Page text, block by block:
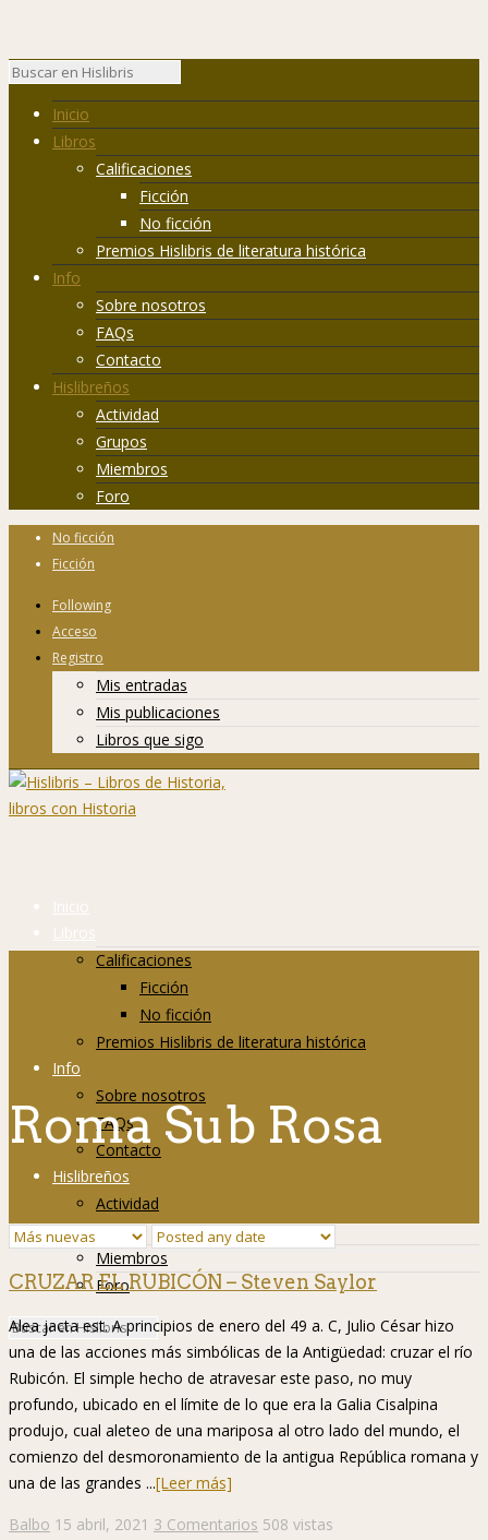
Inicio
Libros
Calificaciones
Ficción
No ficción
Premios Hislibris de literatura histórica
Info
Sobre nosotros
FAQs
Contacto
Hislibreños
Actividad
Grupos
Miembros
Foro
No ficción
Ficción
Following
Acceso
Registro
Mis entradas
Mis publicaciones
Libros que sigo
Inicio
Libros
Calificaciones
Ficción
No ficción
Premios Hislibris de literatura histórica
Info
Sobre nosotros
FAQs
Contacto
Hislibreños
Actividad
Grupos
Miembros
Foro
Roma Sub Rosa
CRUZAR EL RUBICÓN – Steven Saylor
Alea jacta est. A principios de enero del 49 a. C, Julio César hizo
una de las acciones más simbólicas de la Antigüedad: cruzar el río
Rubicón. El simple hecho de atravesar este paso, no muy
profundo, ubicado en el límite de lo que era la Galia Cisalpina
produjo, cual aleteo de una mariposa al otro lado del mundo, el
comienzo del desmoronamiento de la antigua República romana y
una de las grandes ...[Leer más]
Balbo 15 abril, 2021 3 Comentarios 508 vistas